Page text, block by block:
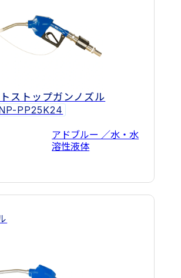
ストップガンノズル
PP25K24
アドブルー ／水・水
溶性液体